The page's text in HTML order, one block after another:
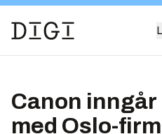
Canon
med Oslo-